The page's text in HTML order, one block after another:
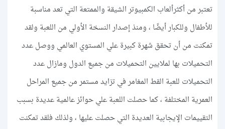
تعتبر من أكثرألعاب الكمبيوتر الشيقة والممتعة التي تعد مناسبة
للأطفال وللكبار أيضًا ، ومنذ إصدار النسخة الأولي من اللعبة ولقد
تمكنت من أن تحقق شهرة كبيرة علي المستوي العالمي ووصل عدد
التحميلات بها لملايين التحميلات من جميع الدول ومازال عدد
التحميلات للعبة القط المغامر في تزايد مستمر من جميع المراحل
العمرية المختلفة ، كما حصلت اللعبة علي حوائز عالمية عديدة بسبب
التقييمات الإيجابية العديدة التي حصلت عليها ، ولذلك فلقد تمكنت